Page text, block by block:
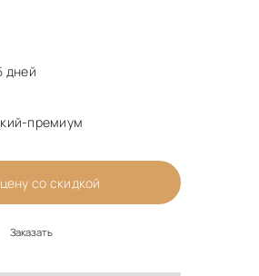
дней
премиум
со скидкой
Заказать